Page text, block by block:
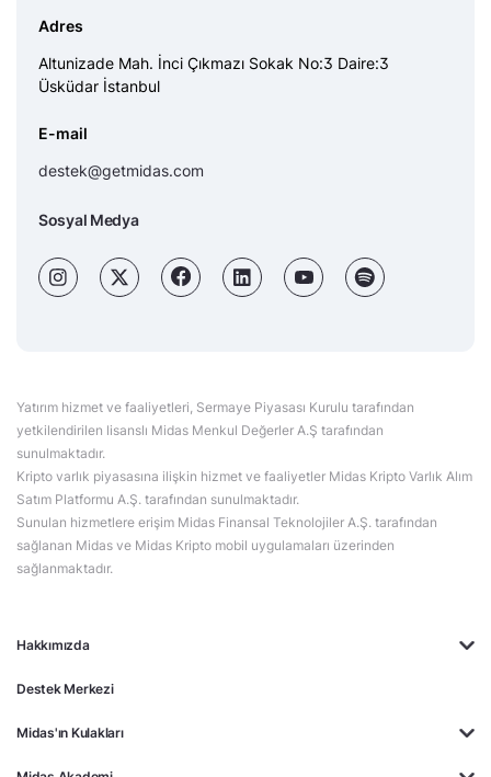
Hakkımızda
Destek Merkezi
Midas'ın Kulakları
Adres
Altunizade Mah. İnci Çıkmazı Sokak No:3 Daire:3
Üsküdar İstanbul
E-mail
destek@getmidas.com
Sosyal Medya
Yatırım hizmet ve faaliyetleri, Sermaye Piyasası Kurulu tarafından
yetkilendirilen lisanslı Midas Menkul Değerler A.Ş tarafından
sunulmaktadır.
Kripto varlık piyasasına ilişkin hizmet ve faaliyetler Midas Kripto Varlık Alım
Satım Platformu A.Ş. tarafından sunulmaktadır.
Sunulan hizmetlere erişim Midas Finansal Teknolojiler A.Ş. tarafından
sağlanan Midas ve Midas Kripto mobil uygulamaları üzerinden
sağlanmaktadır.